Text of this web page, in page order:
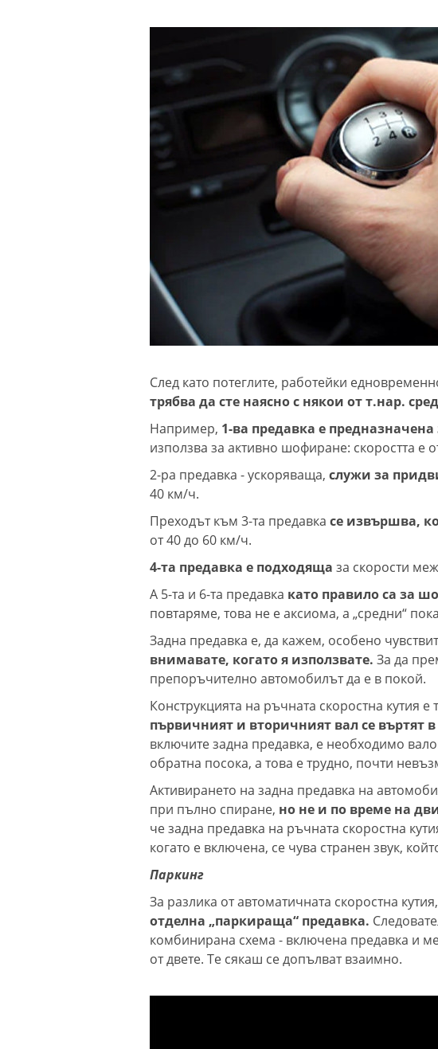
След като потеглите, работейки
трябва да сте наясно с някои от т.нар.
Например, 1-ва предавка е предназначена
използва за активно шофиране: скоростта е
2-ра предавка - ускоряваща, служи за
40 км/ч.
Преходът към 3-та предавка се извършва,
от 40 до 60 км/ч.
4-та предавка е подходяща за скорости
А 5-та и 6-та предавка като правило са за
повтаряме, това не е аксиома, а „средни“
Задна предавка е, да кажем, особено
внимавате, когато я използвате. За да
препоръчително автомобилът да е в покой.
Конструкцията на ръчната скоростна кутия
първичният и вторичният вал се въртят
включите задна предавка, е необходимо
обратна посока, а това е трудно, почти
Активирането на задна предавка на
при пълно спиране, но не и по време на
че задна предавка на ръчната скоростна
когато е включена, се чува странен звук,
Паркинг
За разлика от автоматичната скоростна кутия,
отделна „паркираща“ предавка.
комбинирана схема - включена предавка и
от двете. Те сякаш се допълват взаимно.